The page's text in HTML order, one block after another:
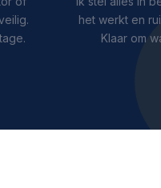
het werkt en
Klaar om